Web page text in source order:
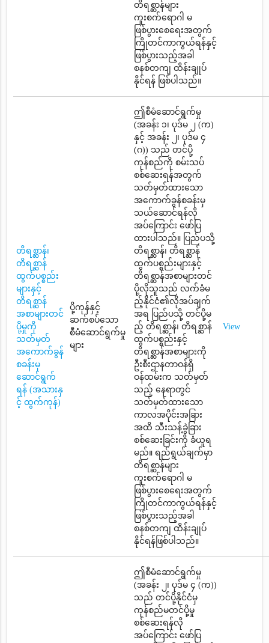
တိရစ္ဆာန်များ
ကူးစက်ရောဂါ မ
ဖြစ်ပွားစေရေးအတွက်
ကြိုတင်ကာကွယ်ရန်နှင့်
ဖြစ်ပွားသည့်အခါ
စနစ်တကျ ထိန်းချုပ်
နိုင်ရန် ဖြစ်ပါသည်။
တိရစ္ဆာန်၊
တိရစ္ဆာန်
ထွက်ပစ္စည်း
များနှင့်
တိရစ္ဆာန်
အစာများတင်
ပို့မှုကို
သတ်မှတ်
အကောက်ခွန်
စခန်းမှ
ဆောင်ရွက်
ရန် (အသားနှ
င့် ထွက်ကုန်)
ပို့ကုန်နှင့်
ဆက်စပ်သော
စီမံဆောင်ရွက်မှု
များ
ဤစီမံဆောင်ရွက်မှု
(အခန်း ၁၊ ပုဒ်မ ၂ (က)
နှင့် အခန်း ၂၊ ပုဒ်မ ၄
(ဂ)) သည် တင်ပို့
ကုန်စည်ကို စမ်းသပ်
စစ်ဆေးရန်အတွက်
သတ်မှတ်ထားသော
အကောက်ခွန်စခန်းမှ
သယ်ဆောင်ရန်လို
အပ်ကြောင်း ဖော်ပြ
ထားပါသည်။ ပြည်ပသို့
တိရစ္ဆာန်၊ တိရစ္ဆာန်
ထွက်ပစ္စည်းများနှင့်
တိရစ္ဆာန်အစာများတင်
ပို့လိုသူသည် လက်ခံမ
ည့်နိုင်ငံ၏လိုအပ်ချက်
အရ ပြည်ပသို့ တင်ပို့မ
ည့် တိရစ္ဆာန်၊ တိရစ္ဆာန်
ထွက်ပစ္စည်းနှင့်
တိရစ္ဆာန်အစာများကို
ဦးစီးဌာနတာဝန်ရှိ
ဝန်ထမ်းက သတ်မှတ်
သည့် နေရာတွင်
သတ်မှတ်ထားသော
ကာလအပိုင်းအခြား
အထိ သီးသန့်ခွဲခြား
စစ်ဆေးခြင်းကို ခံယူရ
မည်။ ရည်ရွယ်ချက်မှာ
တိရစ္ဆာန်များ
ကူးစက်ရောဂါ မ
ဖြစ်ပွားစေရေးအတွက်
ကြိုတင်ကာကွယ်ရန်နှင့်
ဖြစ်ပွားသည့်အခါ
စနစ်တကျ ထိန်းချုပ်
နိုင်ရန်ဖြစ်ပါသည်။
View
ဤစီမံဆောင်ရွက်မှု
(အခန်း ၂၊ ပုဒ်မ ၄ (က))
သည် တင်ပို့နိုင်ငံမှ
ကုန်စည်မတင်ပို့မှု
စစ်ဆေးရန်လို
အပ်ကြောင်း ဖော်ပြ